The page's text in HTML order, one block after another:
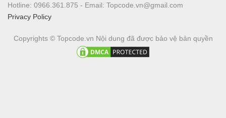
Hotline: 0966.361.875 - Email: Topcode.vn@gmail.com
Privacy Policy
Copyrights © Topcode.vn Nội dung đã được bảo vệ bản quyền